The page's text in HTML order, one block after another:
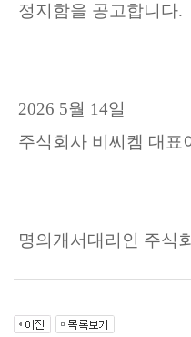
정지함을 공고합니다.
2026 5월 14일
주식회사 비씨켐 대표
명의개서대리인 주식